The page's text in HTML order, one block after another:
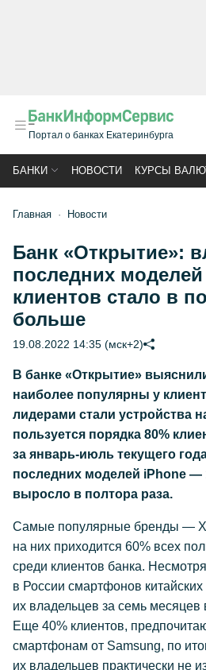
Портал о банках Екатеринбурга
БАНКИ НОВОСТИ КУРСЫ
Главная Новости
Банк «Открытие»:
последних
клиентов стало в
больше
19.08.2022 14:35 (мск+2)
В банке «Открытие»
наиболее популярны у
лидерами стали устройства
пользуется порядка 80%
за январь-июль текущего
последних моделей iPhone —
выросло в полтора раза.
Самые популярные бренды —
на них приходится 60% всех
среди клиентов банка.
в России смартфонов
их владельцев за семь
Еще 40% клиентов,
смартфонам от Samsung, по
их владельцев практически не